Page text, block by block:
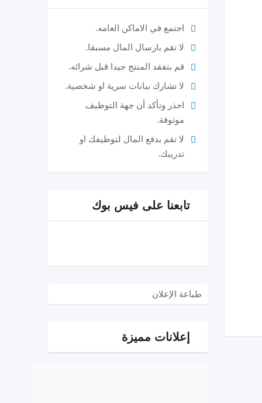
اجتمع في الاماكن العامه.
لا تقم بارسال المال مسبقا.
قم بتفقد المنتج جيدا قبل شرائه.
لا تشارك بيانات سرية او شخصية.
احذر وتأكد أن جهة التوظيف
موثوقة.
لا تقم بدفع المال لتوظيفك او
تدريبك.
تابعنا على فيس بوك
طباعة الإعلان
إعلانات مميزة